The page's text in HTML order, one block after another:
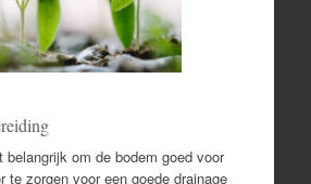
belangrijk om de bodem goed voor
te zorgen voor een goede drainage